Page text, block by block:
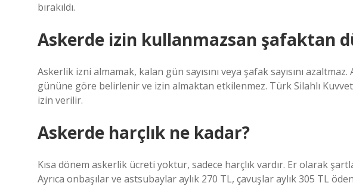
bırakıldı.
Askerde izin kullanmazsan şafaktan
Askerlik izni almamak, kalan gün sayısını veya şafak sayısını
gününe göre belirlenir ve izin almaktan etkilenmez. Türk Silahlı
izin verilir.
Askerde harçlık ne kadar?
Kısa dönem askerlik ücreti yoktur, sadece harçlık vardır. Er olarak
Ayrıca onbaşılar ve astsubaylar aylık 270 TL, çavuşlar aylık 305 TL